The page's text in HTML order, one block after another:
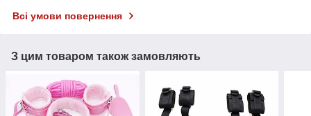
Всі умови повернення
З цим товаром також замовляють